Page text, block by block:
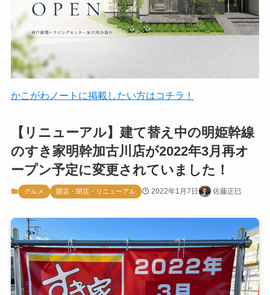
かこがわノートに掲載したい方はコチラ！
【リニューアル】建て替え中の明姫幹線
のすき家明幹加古川店が2022年3月再オ
ープン予定に変更されていました！
グルメ 開店・閉店・リニューアル 2022年1月7日 佐藤正巳